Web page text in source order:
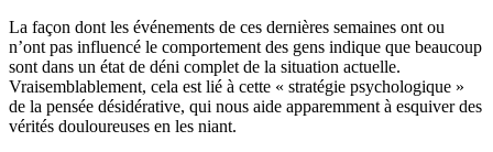
La façon dont les événements de ces dernières semaines ont ou
n’ont pas influencé le comportement des gens indique que beaucoup
sont dans un état de déni complet de la situation actuelle.
Vraisemblablement, cela est lié à cette « stratégie psychologique »
de la pensée désidérative, qui nous aide apparemment à esquiver des
vérités douloureuses en les niant.